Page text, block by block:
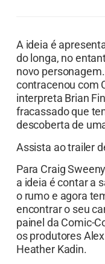
A ideia é
do longa, no
novo personagem.
contracenou com
interpreta Brian
fracassado que
descoberta de
Assista ao trailer
Para Craig
a ideia é contar a
o rumo e agora
encontrar o seu
painel da Comic-
os produtores
Heather Kadin.